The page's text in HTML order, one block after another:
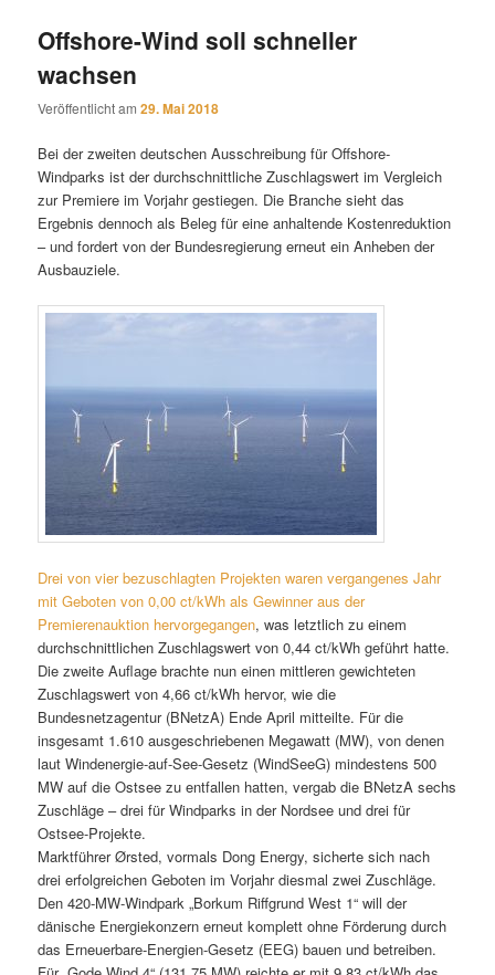
Offshore-Wind soll schneller
wachsen
Veröffentlicht am29. Mai 2018
Bei der zweiten deutschen Ausschreibung für Offshore-
Windparks ist der durchschnittliche Zuschlagswert im Vergleich
zur Premiere im Vorjahr gestiegen. Die Branche sieht das
Ergebnis dennoch als Beleg für eine anhaltende Kostenreduktion
– und fordert von der Bundesregierung erneut ein Anheben der
Ausbauziele.
Drei von vier bezuschlagten Projekten waren vergangenes Jahr
mit Geboten von 0,00 ct/kWh als Gewinner aus der
Premierenauktion hervorgegangen, was letztlich zu einem
durchschnittlichen Zuschlagswert von 0,44 ct/kWh geführt hatte.
Die zweite Auflage brachte nun einen mittleren gewichteten
Zuschlagswert von 4,66 ct/kWh hervor, wie die
Bundesnetzagentur (BNetzA) Ende April mitteilte. Für die
insgesamt 1.610 ausgeschriebenen Megawatt (MW), von denen
laut Windenergie-auf-See-Gesetz (WindSeeG) mindestens 500
MW auf die Ostsee zu entfallen hatten, vergab die BNetzA sechs
Zuschläge – drei für Windparks in der Nordsee und drei für
Ostsee-Projekte.
Marktführer Ørsted, vormals Dong Energy, sicherte sich nach
drei erfolgreichen Geboten im Vorjahr diesmal zwei Zuschläge.
Den 420-MW-Windpark „Borkum Riffgrund West 1“ will der
dänische Energiekonzern erneut komplett ohne Förderung durch
das Erneuerbare-Energien-Gesetz (EEG) bauen und betreiben.